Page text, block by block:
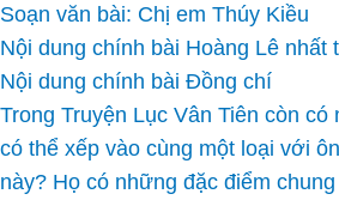
Soạn văn bài: Chị em Thúy Kiều
Nội dung chính bài Hoàng Lê nhất
Nội dung chính bài Đồng chí
Trong Truyện Lục Vân Tiên còn
có thể xếp vào cùng một loại với
này? Họ có những đặc điểm